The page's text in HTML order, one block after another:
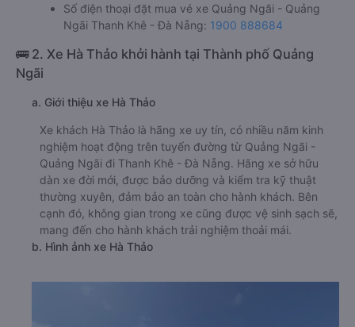
Số điện thoại đặt mua vé xe Quảng Ngãi - Quảng
Ngãi Thanh Khê - Đà Nẵng: 1900 888684
🚌 2. Xe Hà Thảo khởi hành tại Thành phố Quảng
Ngãi
a. Giới thiệu xe Hà Thảo
Xe khách Hà Thảo là hãng xe uy tín, có nhiều năm kinh
nghiệm hoạt động trên tuyến đường từ Quảng Ngãi -
Quảng Ngãi đi Thanh Khê - Đà Nẵng. Hãng xe sở hữu
dàn xe đời mới, được bảo dưỡng và kiểm tra kỹ thuật
thường xuyên, đảm bảo an toàn cho hành khách. Bên
cạnh đó, không gian trong xe cũng được vệ sinh sạch sẽ,
mang đến cho hành khách trải nghiệm thoải mái.
b. Hình ảnh xe Hà Thảo